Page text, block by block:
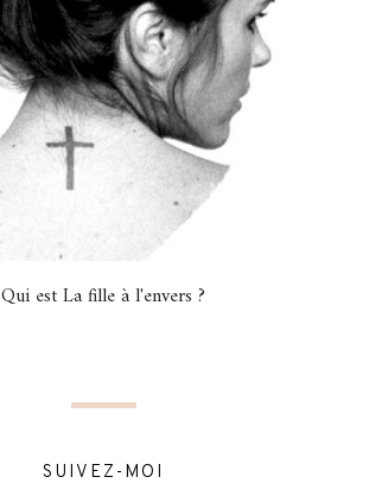
Qui est La fille à l'envers ?
SUIVEZ-MOI